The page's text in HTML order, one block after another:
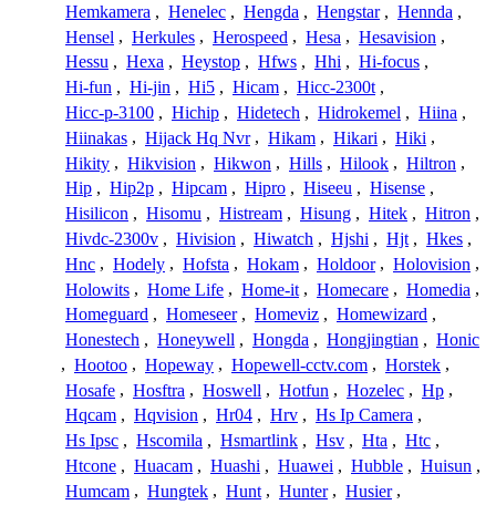
Hemkamera , Henelec , Hengda , Hengstar , Hennda ,
Hensel , Herkules , Herospeed , Hesa , Hesavision ,
Hessu , Hexa , Heystop , Hfws , Hhi , Hi-focus ,
Hi-fun , Hi-jin , Hi5 , Hicam , Hicc-2300t ,
Hicc-p-3100 , Hichip , Hidetech , Hidrokemel , Hiina ,
Hiinakas , Hijack Hq Nvr , Hikam , Hikari , Hiki ,
Hikity , Hikvision , Hikwon , Hills , Hilook , Hiltron ,
Hip , Hip2p , Hipcam , Hipro , Hiseeu , Hisense ,
Hisilicon , Hisomu , Histream , Hisung , Hitek , Hitron ,
Hivdc-2300v , Hivision , Hiwatch , Hjshi , Hjt , Hkes ,
Hnc , Hodely , Hofsta , Hokam , Holdoor , Holovision ,
Holowits , Home Life , Home-it , Homecare , Homedia ,
Homeguard , Homeseer , Homeviz , Homewizard ,
Honestech , Honeywell , Hongda , Hongjingtian , Honic
, Hootoo , Hopeway , Hopewell-cctv.com , Horstek ,
Hosafe , Hosftra , Hoswell , Hotfun , Hozelec , Hp ,
Hqcam , Hqvision , Hr04 , Hrv , Hs Ip Camera ,
Hs Ipsc , Hscomila , Hsmartlink , Hsv , Hta , Htc ,
Htcone , Huacam , Huashi , Huawei , Hubble , Huisun ,
Humcam , Hungtek , Hunt , Hunter , Husier ,